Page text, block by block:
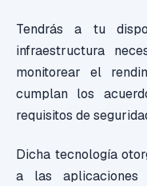
Tendrás a tu
infraestructura
monitorear el
cumplan los
requisitos de
Dicha tecnología
a las aplicaciones